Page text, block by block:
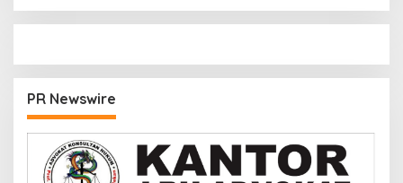
PR Newswire